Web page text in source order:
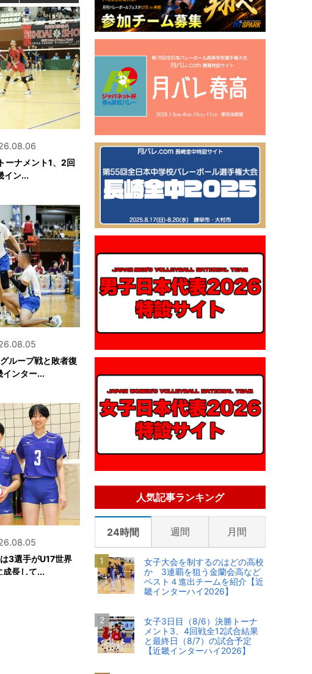
ーナメント1、2回
イン...
ループ戦と敗者復
インター...
3選手がU17世界
長して...
人気記事ランキング
24時間 週間 月間
女子大会を制するのはどの高校
か 3連覇を狙う金蘭会高など
ベスト４進出チームを紹介【近
畿インターハイ2026】
女子3日目（8/6）決勝トーナ
メント3、4回戦全12試合結果
と最終日（8/7）の試合予定
【近畿インターハイ2026】